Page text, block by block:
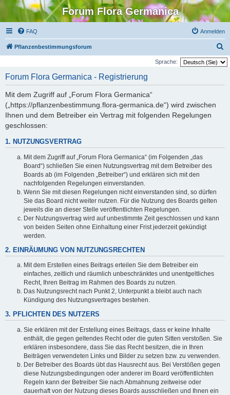
Forum Flora Germanica
FAQ Anmelden
Pflanzenbestimmungsforum
u
Sprache:
Forum Flora Germanica - Registrierung
Mit dem Zugriff auf „Forum Flora Germanica“
(„https://pflanzenbestimmung.flora-germanica.de“) wird zwischen
Ihnen und dem Betreiber ein Vertrag mit folgenden Regelungen
geschlossen:
1. NUTZUNGSVERTRAG
Mit dem Zugriff auf „Forum Flora Germanica“ (im Folgenden „das
Board“) schließen Sie einen Nutzungsvertrag mit dem Betreiber des
Boards ab (im Folgenden „Betreiber“) und erklären sich mit den
nachfolgenden Regelungen einverstanden.
Wenn Sie mit diesen Regelungen nicht einverstanden sind, so dürfen
Sie das Board nicht weiter nutzen. Für die Nutzung des Boards gelten
jeweils die an dieser Stelle veröffentlichten Regelungen.
Der Nutzungsvertrag wird auf unbestimmte Zeit geschlossen und kann
von beiden Seiten ohne Einhaltung einer Frist jederzeit gekündigt
werden.
2. EINRÄUMUNG VON NUTZUNGSRECHTEN
Mit dem Erstellen eines Beitrags erteilen Sie dem Betreiber ein
einfaches, zeitlich und räumlich unbeschränktes und unentgeltliches
Recht, Ihren Beitrag im Rahmen des Boards zu nutzen.
Das Nutzungsrecht nach Punkt 2, Unterpunkt a bleibt auch nach
Kündigung des Nutzungsvertrages bestehen.
3. PFLICHTEN DES NUTZERS
Sie erklären mit der Erstellung eines Beitrags, dass er keine Inhalte
enthält, die gegen geltendes Recht oder die guten Sitten verstoßen. Sie
erklären insbesondere, dass Sie das Recht besitzen, die in Ihren
Beiträgen verwendeten Links und Bilder zu setzen bzw. zu verwenden.
Der Betreiber des Boards übt das Hausrecht aus. Bei Verstößen gegen
diese Nutzungsbedingungen oder anderer im Board veröffentlichten
Regeln kann der Betreiber Sie nach Abmahnung zeitweise oder
dauerhaft von der Nutzung dieses Boards ausschließen und Ihnen ein